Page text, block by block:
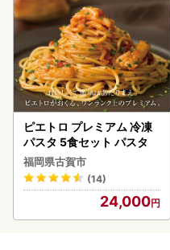
ピエトロ プレミアム 冷凍
パスタ 5食セット パスタ
福岡県古賀市
(14)
24,000